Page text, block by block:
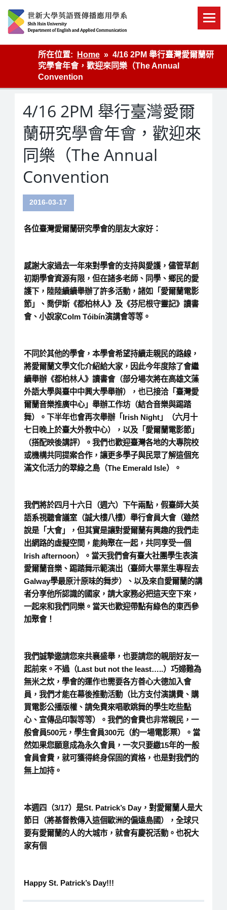
content
英語傳播
所在位置:
Home
4/16 2PM 舉行臺灣愛爾蘭研
究學會年會，歡迎來同樂（The Annual
Convention
4/16 2PM 舉行臺灣愛爾
蘭研究學會年會，歡迎來
同樂（The Annual
Convention
2016-03-17
各位臺灣愛爾蘭研究學會的朋友大家好：
感謝大家過去一年來對學會的支持與愛護，儘管草創
初期學會資源有限，但在諸多老師、同學、鄉民的愛
護下，陸陸續續舉辦了許多活動，諸如「愛爾蘭電影
節」、喬伊斯《都柏林人》及《芬尼根守靈記》讀書
會、小說家Colm Tóibín演講會等等。
不同於其他的學會，本學會希望持續走親民的路線，
將愛爾蘭文學文化介紹給大家，因此今年度除了會繼
續舉辦《都柏林人》讀書會（部分場次將在高雄文藻
外語大學與臺中中興大學舉辦），也已接洽「臺灣愛
爾蘭音樂推廣中心」舉辦工作坊（結合音樂與踢踏
舞）。下半年也會再次舉辦「Irish Night」（六月十
七日晚上於臺大外教中心），以及「愛爾蘭電影節」
（搭配映後講評）。我們也歡迎臺灣各地的大專院校
或機構共同提案合作，讓更多學子與民眾了解這個充
滿文化活力的翠綠之島（The Emerald Isle）。
我們將於四月十六日（週六）下午兩點，假臺師大英
語系視聽會議室（誠大樓八樓）舉行會員大會（雖然
說是「大會」，但其實是讓對愛爾蘭有興趣的我們走
出網路的虛擬空間，能夠聚在一起，共同享受一個
Irish afternoon）。當天我們會有臺大社團學生表演
愛爾蘭音樂、踢踏舞示範演出（臺師大畢業生專程去
Galway學最原汁原味的舞步）、以及來自愛爾蘭的講
者分享他所認識的國家，請大家務必把這天空下來，
一起來和我們同樂。 當天也歡迎帶點有綠色的東西參
加聚會！
我們誠摯邀請您來共襄盛舉，也要請您的親朋好友一
起前來。不過（Last but not the least…..）巧婦難為
無米之炊， 學會的運作也需要各方善心大德加入會
員 ，我們才能在幕後推動活動（比方支付演講費、購
買電影公播版權、請免費來唱歌跳舞的學生吃些點
心、宣傳品印製等等）。我們的會費也非常親民，一
般會員500元，學生會員300元（約一場電影票）。當
然如果您願意成為永久會員，一次只要繳15年的一般
會員會費，就可獲得終身保固的資格，也是對我們的
無上加持。
本週四（3/17）是St. Patrick’s Day，對愛爾蘭人是大
節日（將基督教傳入這個歐洲的偏遠島國），全球只
要有愛爾蘭的人的大城市，就會有慶祝活動。也祝大
家有個
Happy St. Patrick’s Day!!!